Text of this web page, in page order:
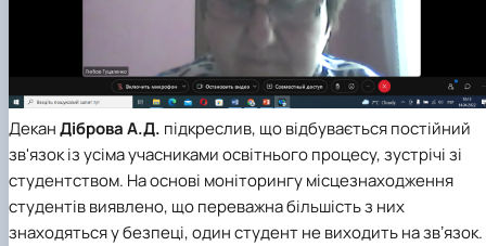
ДеканДіброва А.Д. підкреслив, що відбувається постійний
зв'язок із усіма учасниками освітнього процесу, зустрічі зі
студентством. На основі моніторингу місцезнаходження
студентів виявлено, що переважна більшість з них
знаходяться у безпеці, один студент не виходить на звʼязок.